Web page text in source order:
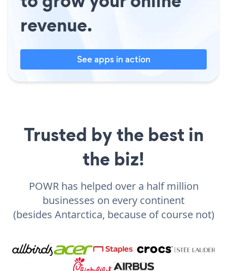
revenue.
See apps in action
Trusted by the best in
the biz!
POWR has helped over a half million
businesses on every continent
(besides Antarctica, because of course not)